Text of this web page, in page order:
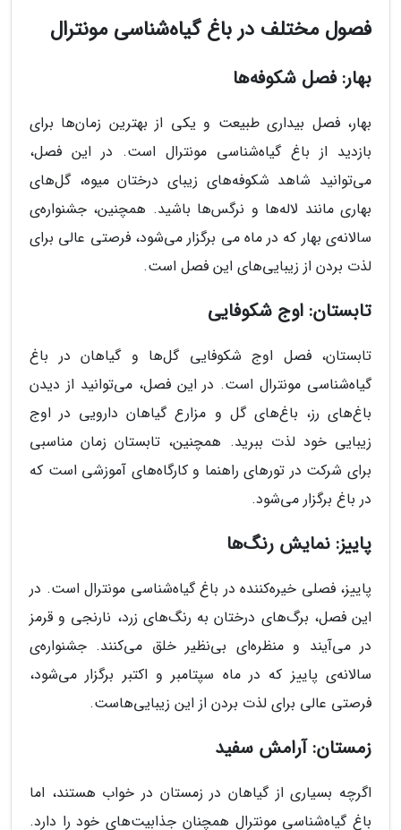
فصول مختلف در باغ گیاه‌شناسی مونترال
بهار: فصل شکوفه‌ها
بهار، فصل بیداری طبیعت و یکی از بهترین زمان‌ها برای
بازدید از باغ گیاه‌شناسی مونترال است. در این فصل،
می‌توانید شاهد شکوفه‌های زیبای درختان میوه، گل‌های
بهاری مانند لاله‌ها و نرگس‌ها باشید. همچنین، جشنواره‌ی
سالانه‌ی بهار که در ماه می برگزار می‌شود، فرصتی عالی برای
لذت بردن از زیبایی‌های این فصل است.
تابستان: اوج شکوفایی
تابستان، فصل اوج شکوفایی گل‌ها و گیاهان در باغ
گیاه‌شناسی مونترال است. در این فصل، می‌توانید از دیدن
باغ‌های رز، باغ‌های گل و مزارع گیاهان دارویی در اوج
زیبایی خود لذت ببرید. همچنین، تابستان زمان مناسبی
برای شرکت در تورهای راهنما و کارگاه‌های آموزشی است که
در باغ برگزار می‌شود.
پاییز: نمایش رنگ‌ها
پاییز، فصلی خیره‌کننده در باغ گیاه‌شناسی مونترال است. در
این فصل، برگ‌های درختان به رنگ‌های زرد، نارنجی و قرمز
در می‌آیند و منظره‌ای بی‌نظیر خلق می‌کنند. جشنواره‌ی
سالانه‌ی پاییز که در ماه سپتامبر و اکتبر برگزار می‌شود،
فرصتی عالی برای لذت بردن از این زیبایی‌هاست.
زمستان: آرامش سفید
اگرچه بسیاری از گیاهان در زمستان در خواب هستند، اما
باغ گیاه‌شناسی مونترال همچنان جذابیت‌های خود را دارد.